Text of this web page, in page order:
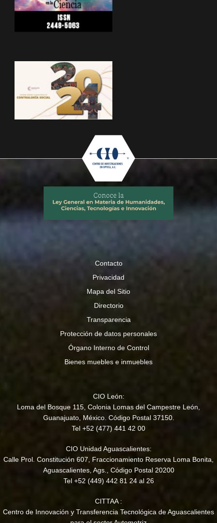
Contacto
Privacidad
Mapa del Sitio
Directorio
Transparencia
Protección de datos personales
Órgano Interno de Control
Bienes muebles e inmuebles
CIO León:
Loma del Bosque 115, Colonia Lomas del Campestre León,
Guanajuato, México. Código Postal 37150.
Tel +52 (477) 441 42 00
CIO Unidad Aguascalientes:
Calle Prol. Constitución 607, Fraccionamiento Reserva Loma Bonita,
Aguascalientes, Ags., Código Postal 20200
Tel +52 (449) 442 81 24 al 26
CITTAA :
Centro de Innovación y Transferencia Tecnológica de Aguascalientes